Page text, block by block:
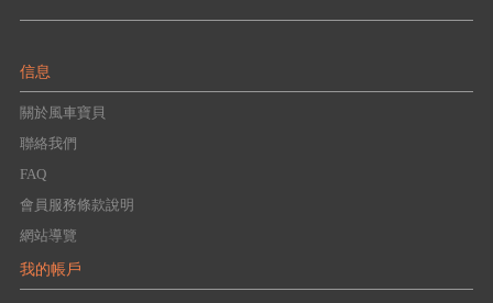
信息
關於風車寶貝
聯絡我們
FAQ
會員服務條款說明
網站導覽
我的帳戶